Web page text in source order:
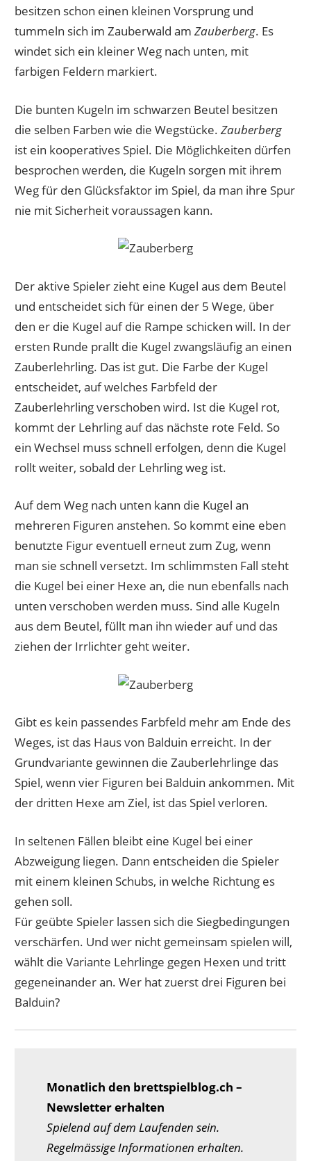
besitzen schon einen kleinen Vorsprung und
tummeln sich im Zauberwald amZauberberg. Es
windet sich ein kleiner Weg nach unten, mit
farbigen Feldern markiert.
Die bunten Kugeln im schwarzen Beutel besitzen
die selben Farben wie die Wegstücke.Zauberberg
ist ein kooperatives Spiel. Die Möglichkeiten dürfen
besprochen werden, die Kugeln sorgen mit ihrem
Weg für den Glücksfaktor im Spiel, da man ihre Spur
nie mit Sicherheit voraussagen kann.
Der aktive Spieler zieht eine Kugel aus dem Beutel
und entscheidet sich für einen der 5 Wege, über
den er die Kugel auf die Rampe schicken will. In der
ersten Runde prallt die Kugel zwangsläufig an einen
Zauberlehrling. Das ist gut. Die Farbe der Kugel
entscheidet, auf welches Farbfeld der
Zauberlehrling verschoben wird. Ist die Kugel rot,
kommt der Lehrling auf das nächste rote Feld. So
ein Wechsel muss schnell erfolgen, denn die Kugel
rollt weiter, sobald der Lehrling weg ist.
Auf dem Weg nach unten kann die Kugel an
mehreren Figuren anstehen. So kommt eine eben
benutzte Figur eventuell erneut zum Zug, wenn
man sie schnell versetzt. Im schlimmsten Fall steht
die Kugel bei einer Hexe an, die nun ebenfalls nach
unten verschoben werden muss. Sind alle Kugeln
aus dem Beutel, füllt man ihn wieder auf und das
ziehen der Irrlichter geht weiter.
Gibt es kein passendes Farbfeld mehr am Ende des
Weges, ist das Haus von Balduin erreicht. In der
Grundvariante gewinnen die Zauberlehrlinge das
Spiel, wenn vier Figuren bei Balduin ankommen. Mit
der dritten Hexe am Ziel, ist das Spiel verloren.
In seltenen Fällen bleibt eine Kugel bei einer
Abzweigung liegen. Dann entscheiden die Spieler
mit einem kleinen Schubs, in welche Richtung es
gehen soll.
Für geübte Spieler lassen sich die Siegbedingungen
verschärfen. Und wer nicht gemeinsam spielen will,
wählt die Variante Lehrlinge gegen Hexen und tritt
gegeneinander an. Wer hat zuerst drei Figuren bei
Balduin?
Monatlich den brettspielblog.ch –
Newsletter erhalten
Spielend auf dem Laufenden sein.
Regelmässige Informationen erhalten.